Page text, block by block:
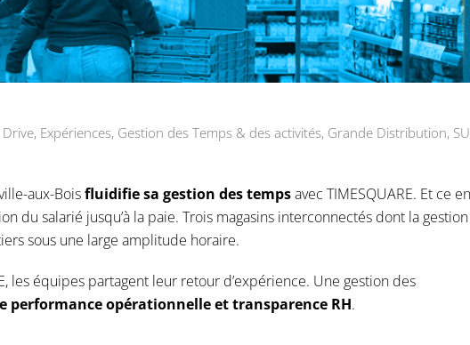
Drive, Expériences, Gestion des Temps & des activités, Grande Distribution, SU
aux-Boisfluidifie sa gestion des tempsavec TIMESQUARE. Et ce
du salarié jusqu’à la paie. Trois magasins interconnectés dont la gestion
sous une large amplitude horaire.
les équipes partagent leur retour d’expérience. Une gestion des
performance opérationnelle et transparence RH.